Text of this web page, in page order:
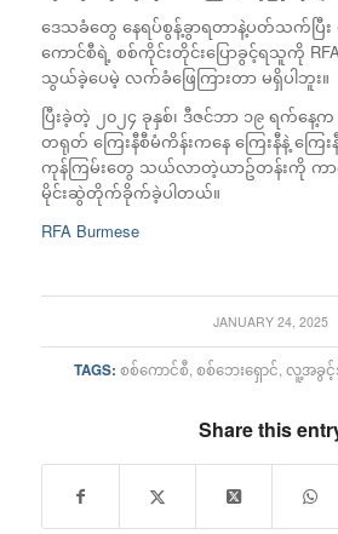
ဒေသခံတွေ နေရပ်စွန့်ခွာရတာနဲ့ပတ်သက်ပြီး
ကောင်စီရဲ့ စစ်ကိုင်းတိုင်းပြောခွင့်ရသူကို
သွယ်ခဲ့ပေမဲ့ လက်ခံဖြေကြားတာ မရှိပါဘူး။
ပြီးခဲ့တဲ့ ၂၀၂၄ ခုနှစ်၊ ဒီဇင်ဘာ ၁၉ ရက်နေ့
တရုတ် ကြေးနီစီမံကိန်းကနေ ကြေးနီနဲ့ ကြ
ကုန်ကြမ်းတွေ သယ်လာတဲ့ယာဥ်တန်းကို က
မိုင်းဆွဲတိုက်ခိုက်ခဲ့ပါတယ်။
RFA Burmese
JANUARY 24, 2025
TAGS: စစ်ကောင်စီ စစ်ဘေးရှောင် လူ့အခွင့်အ
Share this